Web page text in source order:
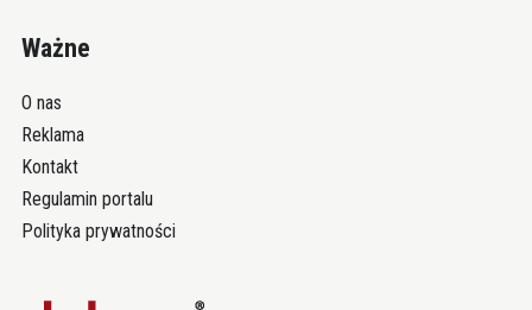
Ważne
O nas
Reklama
Kontakt
Regulamin portalu
Polityka prywatności